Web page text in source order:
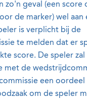
zo'n geval (een score
de marker) wel aan
is verplicht bij de
te melden dat er
score. De speler
met de
een
om de speler